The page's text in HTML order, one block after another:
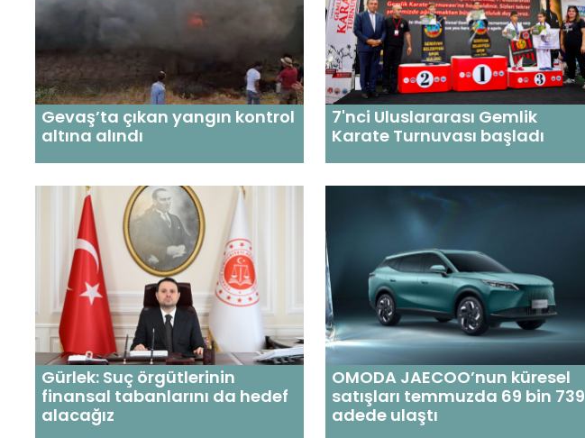
Gevaş’ta çıkan yangın kontrol
altına alındı
7'nci Uluslararası Gemlik
Karate Turnuvası başladı
Gürlek: Suç örgütlerinin
finansal tabanlarını da hedef
alacağız
OMODA JAECOO’nun küresel
satışları temmuzda 69 bin 739
adede ulaştı